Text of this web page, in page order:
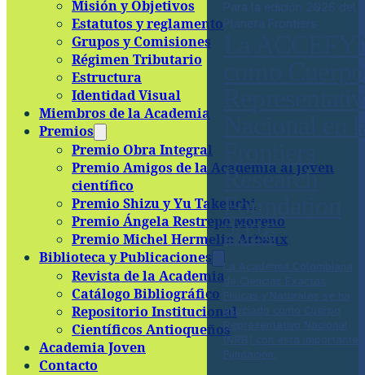
Misión y Objetivos
Estatutos y reglamento
Grupos y Comisiones
Régimen Tributario
Estructura
Identidad Visual
Miembros de la Academia
Premios
Premio Obra Integral
Premio Amigos de la Academia al joven
científico
Premio Shizu y Yu Takeuchi
Premio Ángela Restrepo Moreno
Premio Michel Hermelin Arbaux
Biblioteca y Publicaciones
Revista de la Academia
Catálogo Bibliográfico
Repositorio Institucional
Científicos Antioqueños
Academia Joven
Contacto
Research
Foundation
2026
de Ciencias Exactas,
asociado como Cuerpo
Representativo Nacional
(NRB) con esta importante